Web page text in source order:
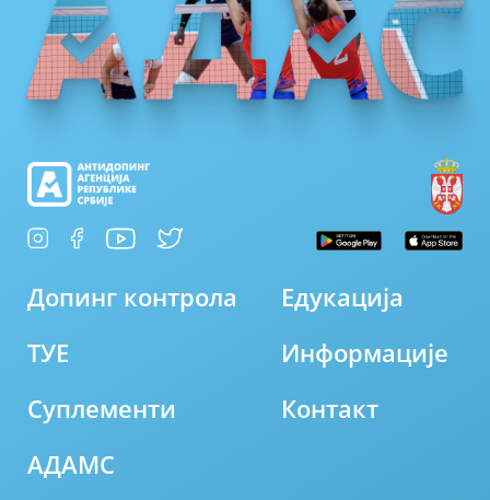
Допинг контрола
ТУЕ
Суплементи
АДАМС
Едукација
Информације
Контакт